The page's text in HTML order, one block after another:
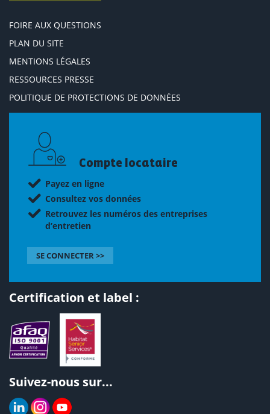
FOIRE AUX QUESTIONS
PLAN DU SITE
MENTIONS LÉGALES
RESSOURCES PRESSE
POLITIQUE DE PROTECTIONS DE DONNÉES
Compte locataire
Payez en ligne
Consultez vos données
Retrouvez les numéros des entreprises
d’entretien
SE CONNECTER >>
Certification et label :
Suivez-nous sur...